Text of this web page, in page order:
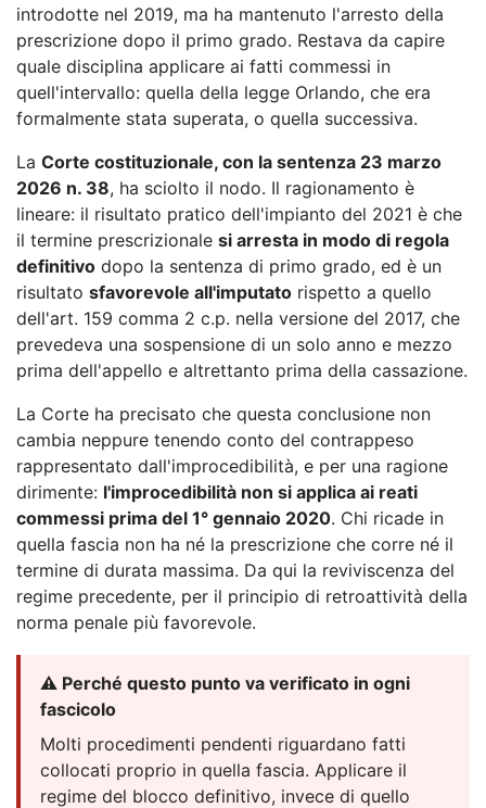
introdotte nel 2019, ma ha mantenuto l'arresto della
prescrizione dopo il primo grado. Restava da capire
quale disciplina applicare ai fatti commessi in
quell'intervallo: quella della legge Orlando, che era
formalmente stata superata, o quella successiva.
La Corte costituzionale, con la sentenza 23 marzo
2026 n. 38, ha sciolto il nodo. Il ragionamento è
lineare: il risultato pratico dell'impianto del 2021 è che
il termine prescrizionale si arresta in modo di regola
definitivo dopo la sentenza di primo grado, ed è un
risultato sfavorevole all'imputato rispetto a quello
dell'art. 159 comma 2 c.p. nella versione del 2017, che
prevedeva una sospensione di un solo anno e mezzo
prima dell'appello e altrettanto prima della cassazione.
La Corte ha precisato che questa conclusione non
cambia neppure tenendo conto del contrappeso
rappresentato dall'improcedibilità, e per una ragione
dirimente: l'improcedibilità non si applica ai reati
commessi prima del 1° gennaio 2020. Chi ricade in
quella fascia non ha né la prescrizione che corre né il
termine di durata massima. Da qui la reviviscenza del
regime precedente, per il principio di retroattività della
norma penale più favorevole.
⚠️ Perché questo punto va verificato in ogni
fascicolo
Molti procedimenti pendenti riguardano fatti
collocati proprio in quella fascia. Applicare il
regime del blocco definitivo, invece di quello